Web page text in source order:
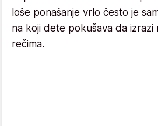
loše ponašanje vrlo često je
na koji dete pokušava da izrazi
rečima.